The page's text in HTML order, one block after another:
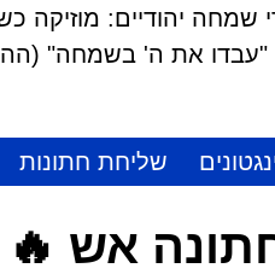
שמחה יהודיים: מוזיקה
את ה' בשמחה"
שליחת חתונות
אש 🔥